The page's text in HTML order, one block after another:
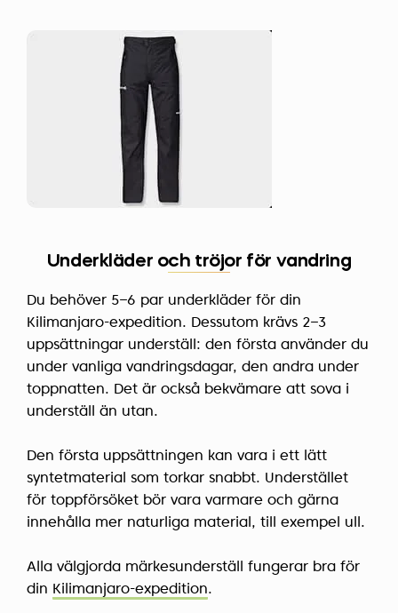
Underkläder och tröjor för vandring
Du behöver 5–6 par underkläder för din
Kilimanjaro-expedition. Dessutom krävs 2–3
uppsättningar underställ: den första använder du
under vanliga vandringsdagar, den andra under
toppnatten. Det är också bekvämare att sova i
underställ än utan.
Den första uppsättningen kan vara i ett lätt
syntetmaterial som torkar snabbt. Understället
för toppförsöket bör vara varmare och gärna
innehålla mer naturliga material, till exempel ull.
Alla välgjorda märkesunderställ fungerar bra för
din Kilimanjaro-expedition.